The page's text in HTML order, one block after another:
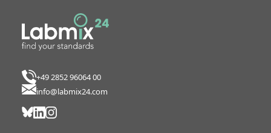
+49 2852 96064 00
info@labmix24.com